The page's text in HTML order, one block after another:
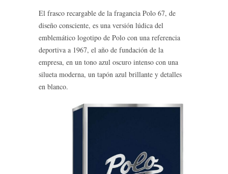
El frasco recargable de la fragancia Polo 67, de
diseño consciente, es una versión lúdica del
emblemático logotipo de Polo con una referencia
deportiva a 1967, el año de fundación de la
empresa, en un tono azul oscuro intenso con una
silueta moderna, un tapón azul brillante y detalles
en blanco.